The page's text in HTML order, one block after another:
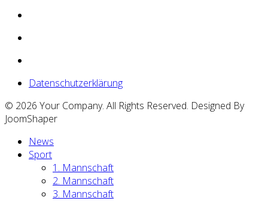
Datenschutzerklärung
© 2026 Your Company. All Rights Reserved. Designed By
JoomShaper
News
Sport
1. Mannschaft
2. Mannschaft
3. Mannschaft